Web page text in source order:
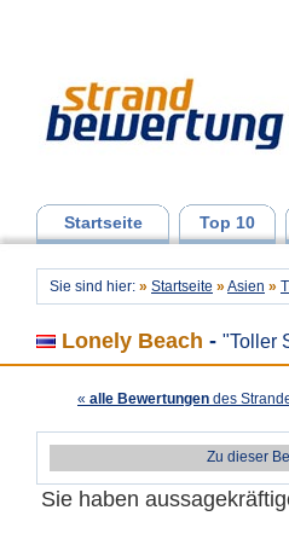
Startseite Top 10
Sie sind hier: » Startseite » Asien »
Lonely Beach - "Toller
« alle Bewertungen des
Zu dieser
Sie haben